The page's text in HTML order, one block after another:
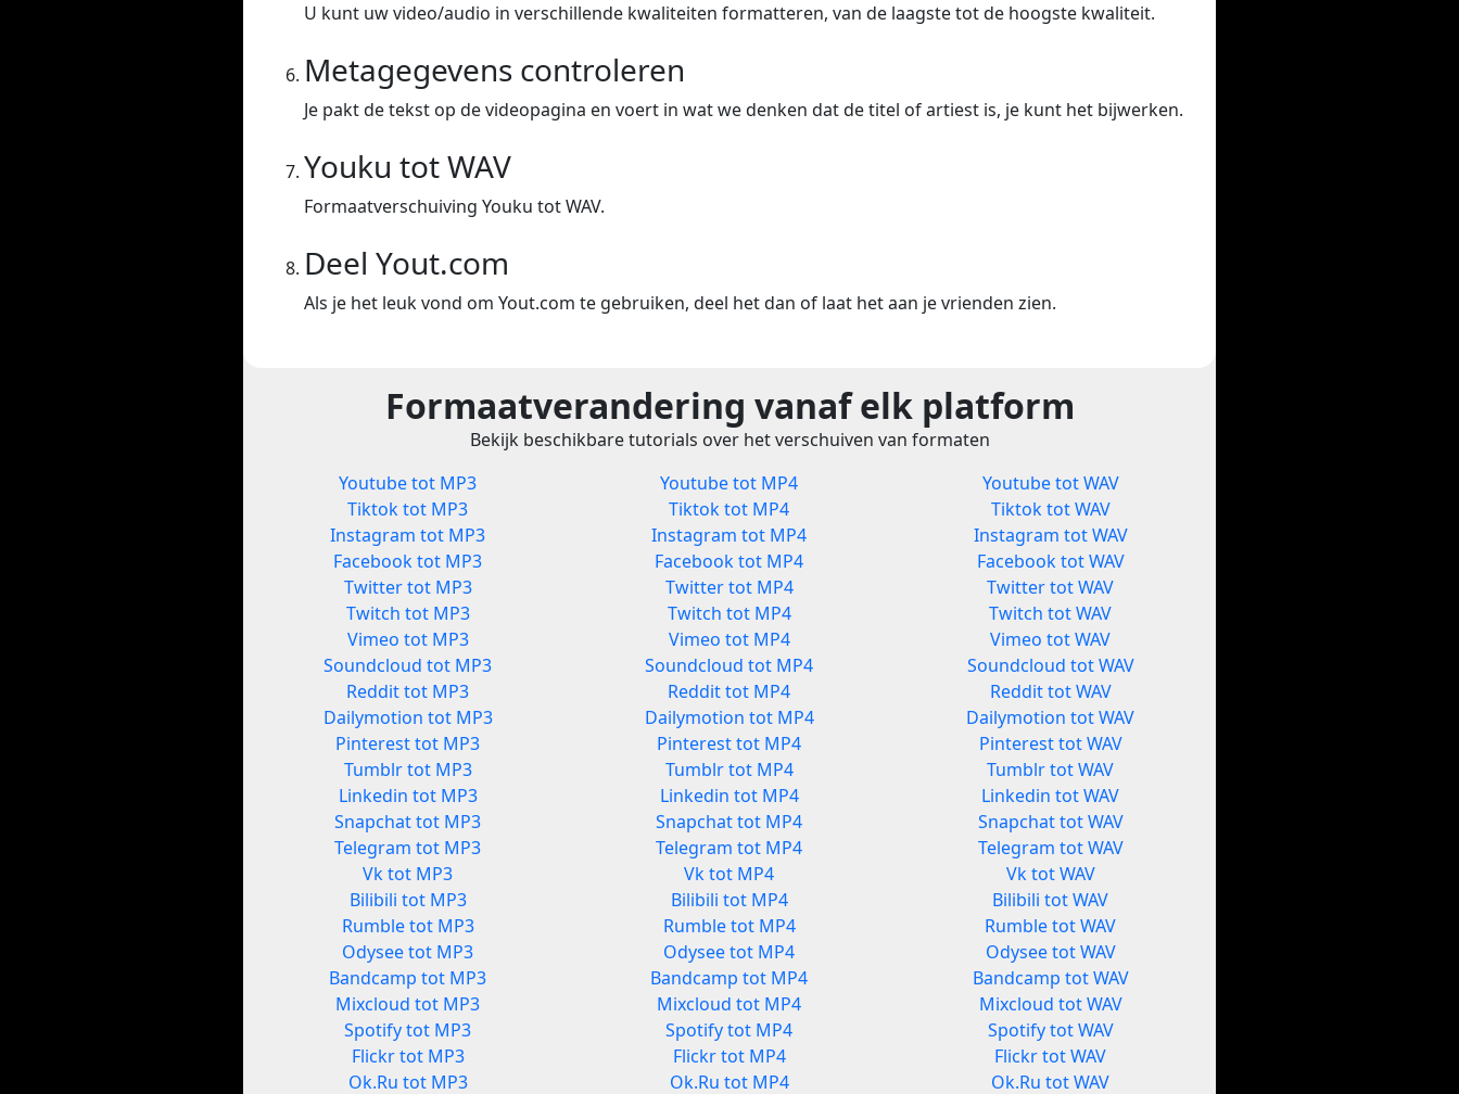
U kunt uw video/audio in verschillende kwaliteiten formatteren, van de laagste tot de hoogste kwaliteit.
Metagegevens controleren
Je pakt de tekst op de videopagina en voert in wat we denken dat de titel of artiest is, je kunt het bijwerken.
Youku tot WAV
Formaatverschuiving Youku tot WAV.
Deel Yout.com
Als je het leuk vond om Yout.com te gebruiken, deel het dan of laat het aan je vrienden zien.
Formaatverandering vanaf elk platform
Bekijk beschikbare tutorials over het verschuiven van formaten
Youtube tot MP3
Tiktok tot MP3
Instagram tot MP3
Facebook tot MP3
Twitter tot MP3
Twitch tot MP3
Vimeo tot MP3
Soundcloud tot MP3
Reddit tot MP3
Dailymotion tot MP3
Pinterest tot MP3
Tumblr tot MP3
Linkedin tot MP3
Snapchat tot MP3
Telegram tot MP3
Vk tot MP3
Bilibili tot MP3
Rumble tot MP3
Odysee tot MP3
Bandcamp tot MP3
Mixcloud tot MP3
Spotify tot MP3
Flickr tot MP3
Ok.Ru tot MP3
Youtube tot MP4
Tiktok tot MP4
Instagram tot MP4
Facebook tot MP4
Twitter tot MP4
Twitch tot MP4
Vimeo tot MP4
Soundcloud tot MP4
Reddit tot MP4
Dailymotion tot MP4
Pinterest tot MP4
Tumblr tot MP4
Linkedin tot MP4
Snapchat tot MP4
Telegram tot MP4
Vk tot MP4
Bilibili tot MP4
Rumble tot MP4
Odysee tot MP4
Bandcamp tot MP4
Mixcloud tot MP4
Spotify tot MP4
Flickr tot MP4
Ok.Ru tot MP4
Youtube tot WAV
Tiktok tot WAV
Instagram tot WAV
Facebook tot WAV
Twitter tot WAV
Twitch tot WAV
Vimeo tot WAV
Soundcloud tot WAV
Reddit tot WAV
Dailymotion tot WAV
Pinterest tot WAV
Tumblr tot WAV
Linkedin tot WAV
Snapchat tot WAV
Telegram tot WAV
Vk tot WAV
Bilibili tot WAV
Rumble tot WAV
Odysee tot WAV
Bandcamp tot WAV
Mixcloud tot WAV
Spotify tot WAV
Flickr tot WAV
Ok.Ru tot WAV